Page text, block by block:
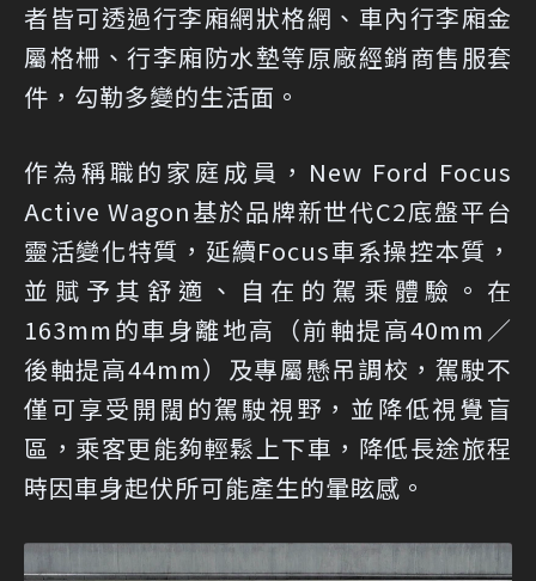
者皆可透過行李廂網狀格網、車內行李廂金
屬格柵、行李廂防水墊等原廠經銷商售服套
件，勾勒多變的生活面。
作為稱職的家庭成員，New Ford Focus
Active Wagon基於品牌新世代C2底盤平台
靈活變化特質，延續Focus車系操控本質，
並賦予其舒適、自在的駕乘體驗。在
163mm的車身離地高（前軸提高40mm／
後軸提高44mm）及專屬懸吊調校，駕駛不
僅可享受開闊的駕駛視野，並降低視覺盲
區，乘客更能夠輕鬆上下車，降低長途旅程
時因車身起伏所可能產生的暈眩感。